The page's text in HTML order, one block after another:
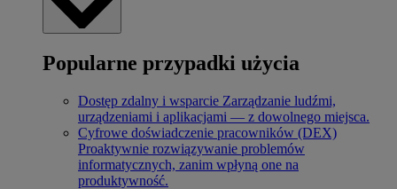
Popularne przypadki użycia
Dostęp zdalny i wsparcie Zarządzanie ludźmi,
urządzeniami i aplikacjami — z dowolnego miejsca.
Cyfrowe doświadczenie pracowników (DEX)
Proaktywnie rozwiązywanie problemów
informatycznych, zanim wpłyną one na
produktywność.